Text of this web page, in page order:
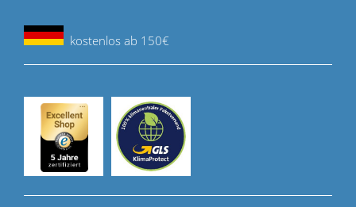
kostenlos ab 150€